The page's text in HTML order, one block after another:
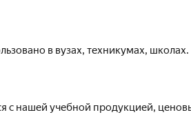
в вузах, техникумах, школах.
с нашей учебной продукцией,